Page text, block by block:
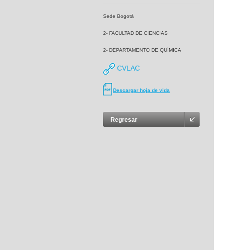
Sede Bogotá
2- FACULTAD DE CIENCIAS
2- DEPARTAMENTO DE QUÍMICA
CVLAC
Descargar hoja de vida
Regresar